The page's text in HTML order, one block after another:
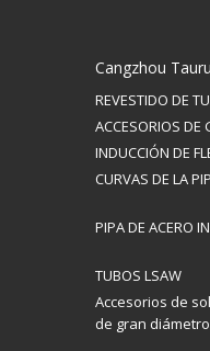
Cangzhou
REVESTIDO DE
ACCESORIOS DE
INDUCCIÓN DE
CURVAS DE LA
PIPA DE ACERO
TUBOS LSAW
Accesorios de
de gran diámetro